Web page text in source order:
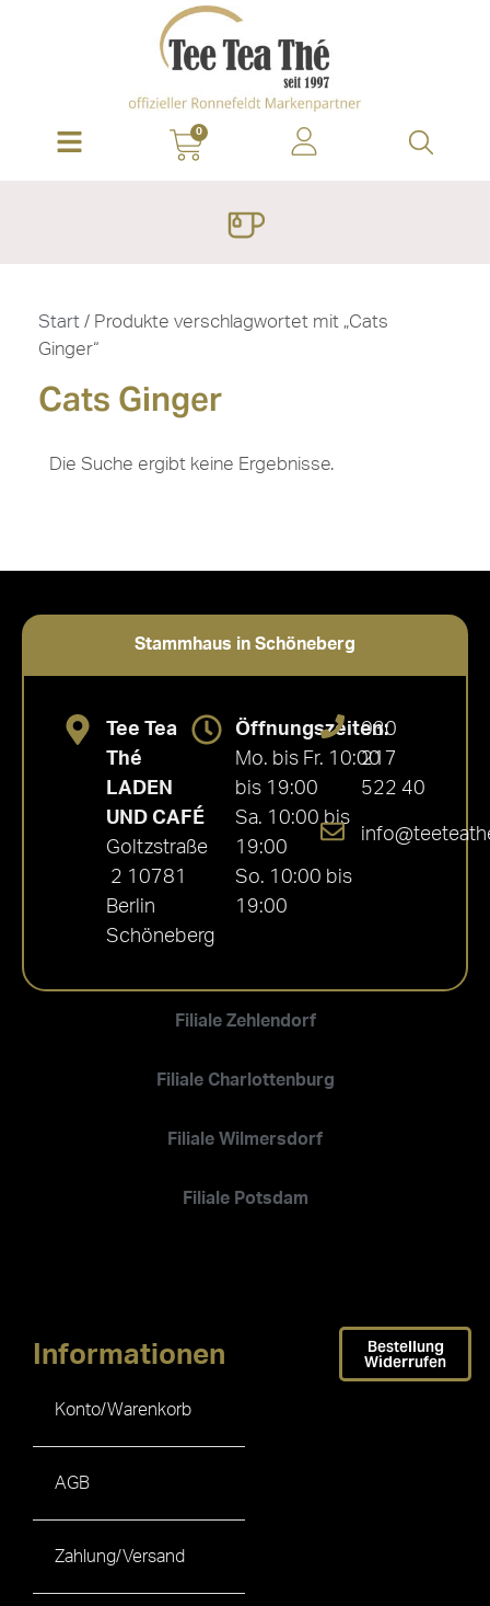
0
Start / Produkte verschlagwortet mit „Cats
Ginger“
Cats Ginger
Die Suche ergibt keine Ergebnisse.
Stammhaus in Schöneberg
Filiale Zehlendorf
Filiale Charlottenburg
Filiale Wilmersdorf
Filiale Potsdam
Tee Tea
Thé
LADEN
UND CAFÉ
Goltzstraße
2 10781
Berlin
Schöneberg
Öffnungszeiten:
Mo. bis Fr. 10:00
bis 19:00
Sa. 10:00 bis
19:00
So. 10:00 bis
19:00
030
217
522 40
Informationen
Konto/Warenkorb
AGB
Zahlung/Versand
Bestellung
Widerrufen